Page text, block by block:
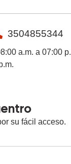
3504855344
a.m. a 07:00
su fácil acceso.